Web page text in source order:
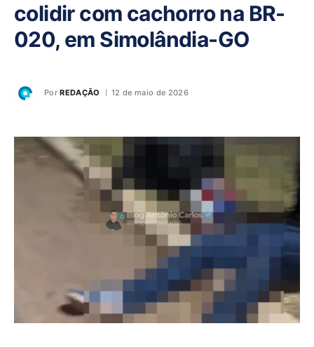
colidir com cachorro na BR-
020, em Simolândia-GO
Por REDAÇÃO 12 de maio de 2026